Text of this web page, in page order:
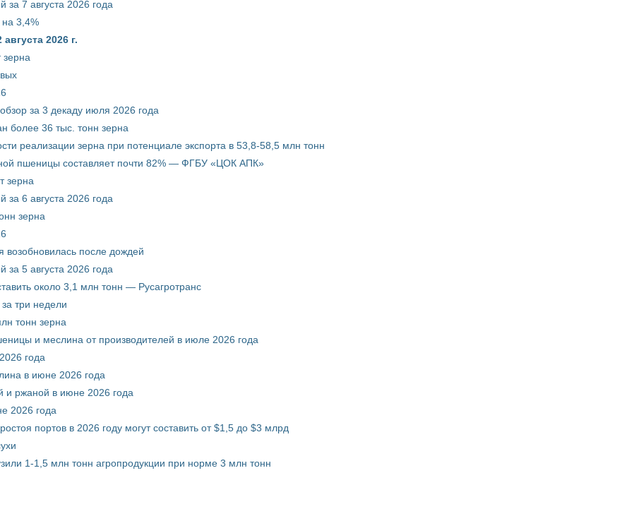
за 7 августа 2026 года
3,4%
2026 г.
за 3 декаду июля 2026 года
более 36 тыс. тонн зерна
реализации зерна при потенциале экспорта в 53,8-58,5 млн тонн
пшеницы составляет почти 82% — ФГБУ «ЦОК АПК»
зерна
за 6 августа 2026 года
зерна
возобновилась после дождей
за 5 августа 2026 года
около 3,1 млн тонн — Русагротранс
три недели
тонн зерна
и меслина от производителей в июле 2026 года
года
в июне 2026 года
и ржаной в июне 2026 года
2026 года
портов в 2026 году могут составить от $1,5 до $3 млрд
1-1,5 млн тонн агропродукции при норме 3 млн тонн